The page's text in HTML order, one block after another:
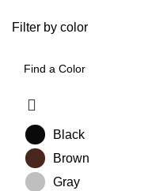
Filter by color
Black
Brown
Gray